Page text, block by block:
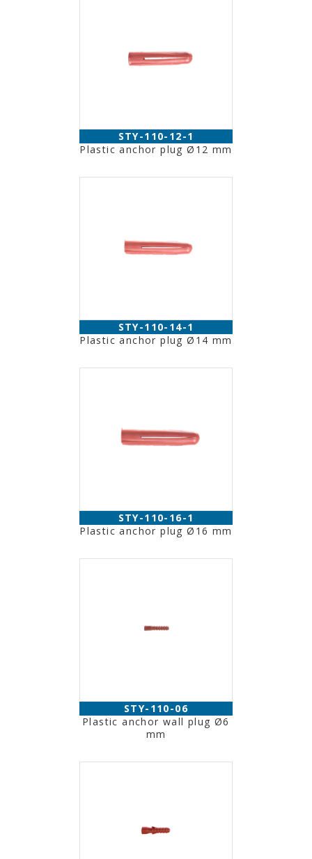
STY-110-12-1
Plastic anchor plug Ø12 mm
STY-110-14-1
Plastic anchor plug Ø14 mm
STY-110-16-1
Plastic anchor plug Ø16 mm
STY-110-06
Plastic anchor wall plug Ø6
mm